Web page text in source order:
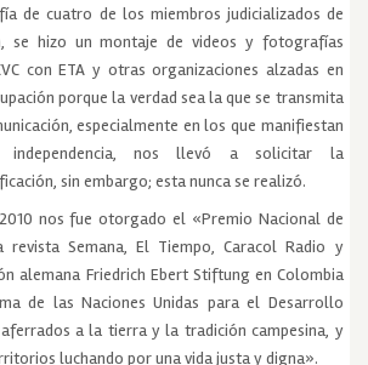
de cuatro de los miembros judicializados de
se hizo un montaje de videos y fotografías
con ETA y otras organizaciones alzadas en
porque la verdad sea la que se transmita
especialmente en los que manifiestan
nos llevó a solicitar la
sin embargo; esta nunca se realizó.
nos fue otorgado el «Premio Nacional de
revista Semana, El Tiempo, Caracol Radio y
alemana Friedrich Ebert Stiftung en Colombia
de las Naciones Unidas para el Desarrollo
a la tierra y la tradición campesina, y
luchando por una vida justa y digna».